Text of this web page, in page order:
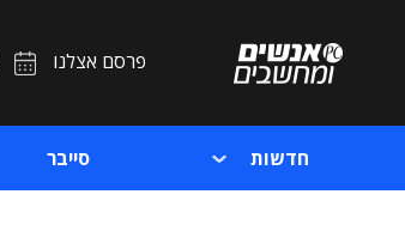
פרסם אצלנו
חדשות סייבר